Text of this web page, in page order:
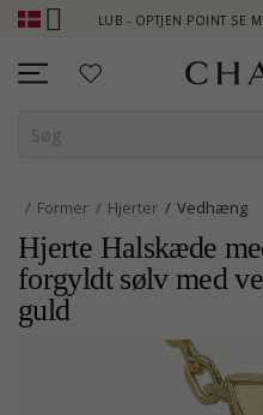
CLUB - OPTJEN POINT SE MERE - KLIK
Former Hjerter Vedhæng
Hjerte Halskæde
forgyldt sølv med
guld